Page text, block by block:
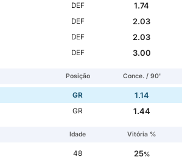
DEF
1.74
DEF
2.03
DEF
2.03
DEF 3.00
Posição Conce. / 90'
GR
1.14
GR 1.44
Idade Vitória %
48 25%